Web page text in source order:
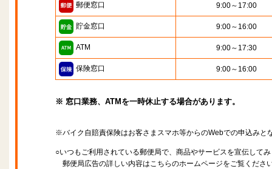
郵便窓口 9:00～17:00
貯金窓口 9:00～16:00
ATM 9:00～17:30
保険窓口 9:00～16:00
※ 窓口業務、ATMを一時休止する場合があります。
※バイク自賠責保険はお客さまスマホ等からのWebでの申込みと
○いつもご利用されている郵便局で、商品やサービスを宣伝して
郵便局広告の詳しい内容はこちらのホームページをご覧くださ